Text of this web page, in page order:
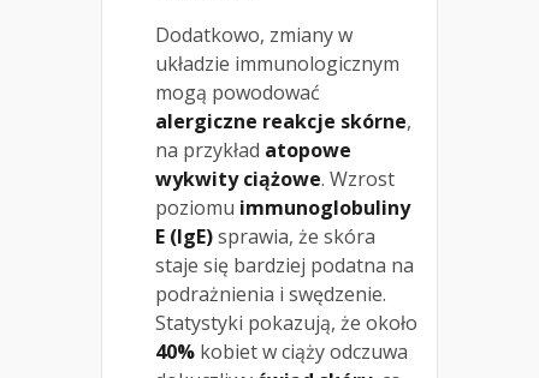
Dodatkowo, zmiany w
układzie immunologicznym
mogą powodować
alergiczne reakcje skórne,
na przykład atopowe
wykwity ciążowe. Wzrost
poziomu immunoglobuliny
E (IgE)sprawia, że skóra
staje się bardziej podatna na
podrażnienia i swędzenie.
Statystyki pokazują, że około
40% kobiet w ciąży odczuwa